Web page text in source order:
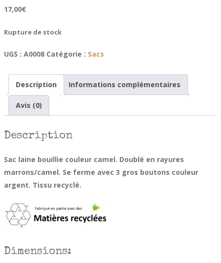
17,00€
Rupture de stock
UGS : A0008 Catégorie : Sacs
Description Informations complémentaires
Avis (0)
Description
Sac laine bouillie couleur camel. Doublé en rayures
marrons/camel. Se ferme avec 3 gros boutons couleur
argent. Tissu recyclé.
Dimensions: